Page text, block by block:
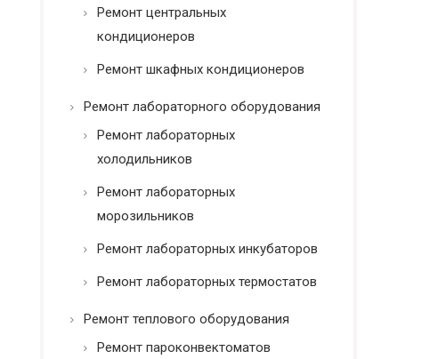
Ремонт центральных
кондиционеров
Ремонт шкафных кондиционеров
Ремонт лабораторного оборудования
Ремонт лабораторных
холодильников
Ремонт лабораторных
морозильников
Ремонт лабораторных инкубаторов
Ремонт лабораторных термостатов
Ремонт теплового оборудования
Ремонт пароконвектоматов